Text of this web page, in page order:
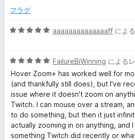
価
フラグ
5
中
5
の
評
価
aaaaaaaaaaaaaaff によ
5
段
階
中
5
の
評
価
FailureBiWinning による
Hover Zoom+ has worked well for
(and thankfully still does), but I've
issue where it doesn't zoom on
Twitch. I can mouse over a stream,
to do something, but then it just
actually zooming in on anything, and
something Twitch did recently or